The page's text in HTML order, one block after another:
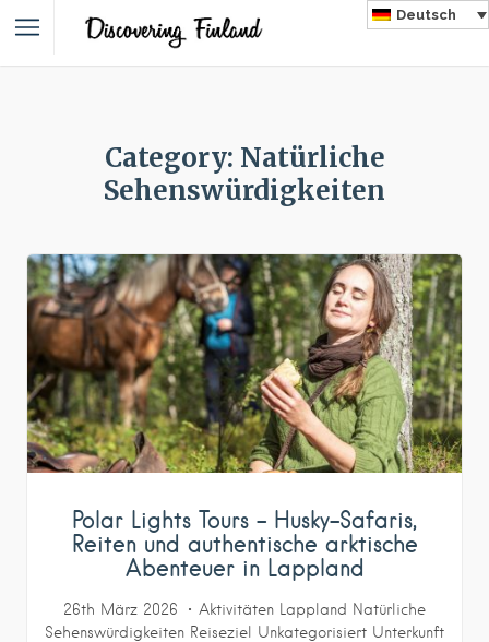
Deutsch
Category: Natürliche
Sehenswürdigkeiten
Polar Lights Tours – Husky-Safaris,
Reiten und authentische arktische
Abenteuer in Lappland
26th März 2026 Aktivitäten Lappland Natürliche
Sehenswürdigkeiten Reiseziel Unkategorisiert Unterkunft